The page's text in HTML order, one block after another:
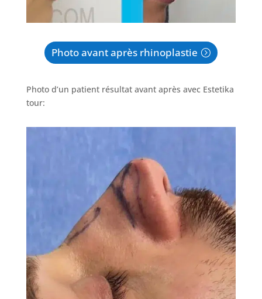
Photo avant après rhinoplastie
Photo d’un patient résultat avant après avec Estetika
tour: